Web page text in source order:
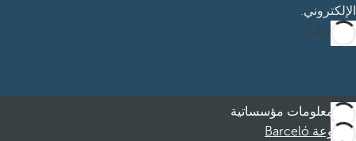
الإلكتروني.
الاشتراك
معلومات مؤسساتية
مجموعة Barceló